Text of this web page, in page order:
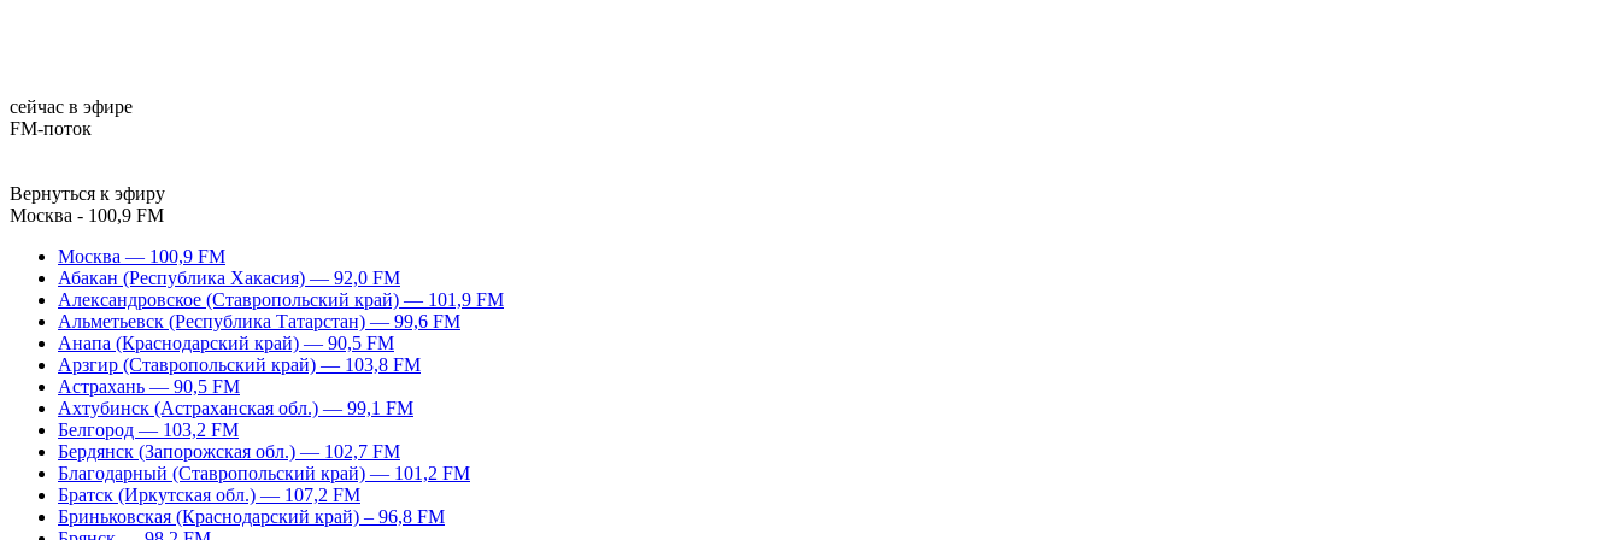
сейчас в эфире
FM-поток
Вернуться к эфиру
Москва - 100,9 FM
Москва — 100,9 FM
Абакан (Республика Хакасия) — 92,0 FM
Александровское (Ставропольский край) — 101,9 FM
Альметьевск (Республика Татарстан) — 99,6 FM
Анапа (Краснодарский край) — 90,5 FM
Арзгир (Ставропольский край) — 103,8 FM
Астрахань — 90,5 FM
Ахтубинск (Астраханская обл.) — 99,1 FM
Белгород — 103,2 FM
Бердянск (Запорожская обл.) — 102,7 FM
Благодарный (Ставропольский край) — 101,2 FM
Братск (Иркутская обл.) — 107,2 FM
Бриньковская (Краснодарский край) – 96,8 FM